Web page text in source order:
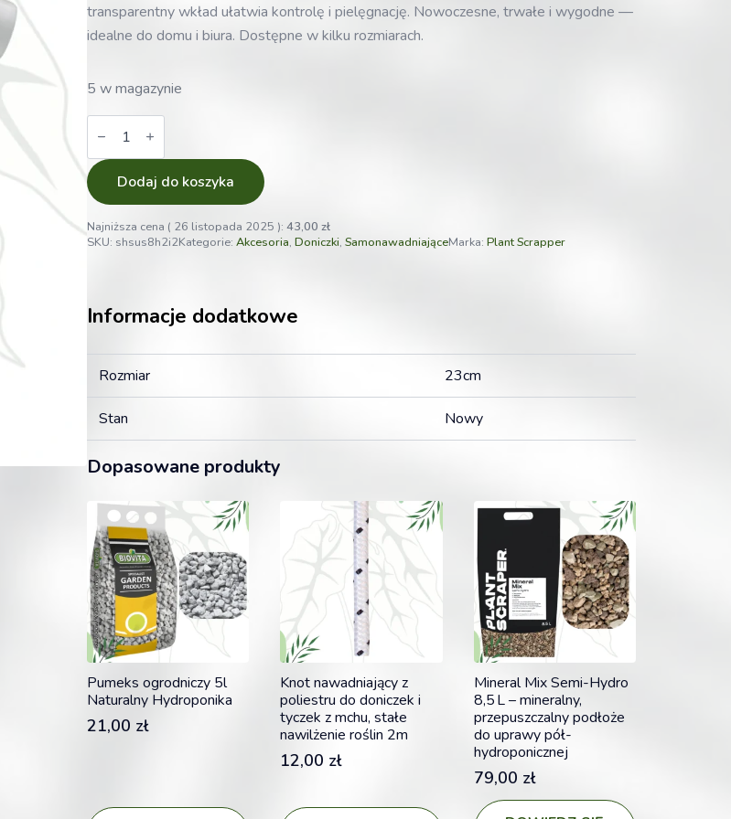
transparentny wkład ułatwia kontrolę i pielęgnację. Nowoczesne, trwałe i wygodne —
idealne do domu i biura. Dostępne w kilku rozmiarach.
5 w magazynie
ilość
Doniczka
z
przezroczystym
wkładem
23cm
Hydroponika
Dodaj do koszyka
Najniższa cena ( 26 listopada 2025 ): 43,00 zł
SKU: shsus8h2i2Kategorie: Akcesoria, Doniczki, SamonawadniająceMarka: Plant Scrapper
Informacje dodatkowe
Rozmiar 23cm
Stan Nowy
Dopasowane produkty
Pumeks ogrodniczy 5l
Naturalny Hydroponika
21,00 zł
Knot nawadniający z
poliestru do doniczek i
tyczek z mchu, stałe
nawilżenie roślin 2m
12,00 zł
Mineral Mix Semi-Hydro
8,5 L – mineralny,
przepuszczalny podłoże
do uprawy pół-
hydroponicznej
79,00 zł